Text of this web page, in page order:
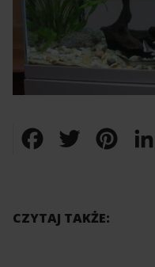
FacebookTwitter
CZYTAJ TAKŻE: